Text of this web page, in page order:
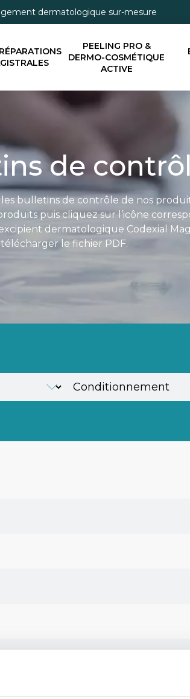
dermatologique sur-mesure
PEELING PRO &
DERMO-COSMÉTIQUE
ACTIVE
de
bulletins de contrôle de nos
puis cliquez sur l’icône
dermatologique Codexial
télécharger le fichier PDF.